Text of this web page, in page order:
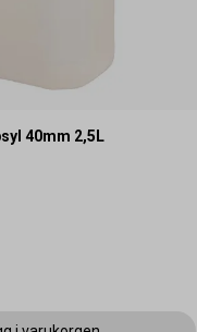
40mm 2,5L